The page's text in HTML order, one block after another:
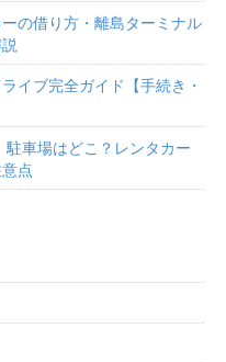
の借り方・離島ターミナル
イブ完全ガイド【手続き・
車場はどこ？レンタカー
点